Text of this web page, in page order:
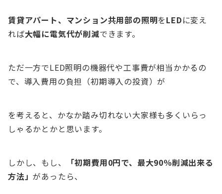
賃貸アパート、マンション共用部の照明をLEDに変え
れば大幅に電気代が削減できます。
ただ一方でLED照明の機器代や工事費が相当かかるの
で、導入費用の負担（初期導入の投資）が
を考えると、かなか踏み切れない大家様も多くいらっ
しゃるかとかと思います。
しかし、もし、
「初期費用0円で、最大90％削減出来る
方法」があったら、